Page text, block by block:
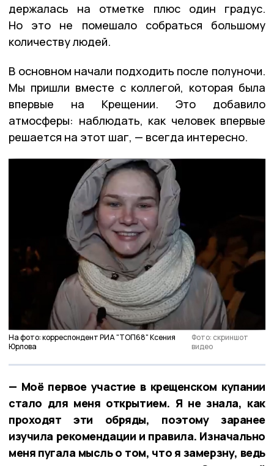
держалась на отметке плюс один градус.
Но это не помешало собраться большому
количеству людей.
В основном начали подходить после полуночи.
Мы пришли вместе с коллегой, которая была
впервые на Крещении. Это добавило
атмосферы: наблюдать, как человек впервые
решается на этот шаг, — всегда интересно.
На фото: корреспондент РИА "ТОП68" Ксения
Юрлова
Фото: скриншот
видео
— Моё первое участие в крещенском купании
стало для меня открытием. Я не знала, как
проходят эти обряды, поэтому заранее
изучила рекомендации и правила. Изначально
меня пугала мысль о том, что я замерзну, ведь